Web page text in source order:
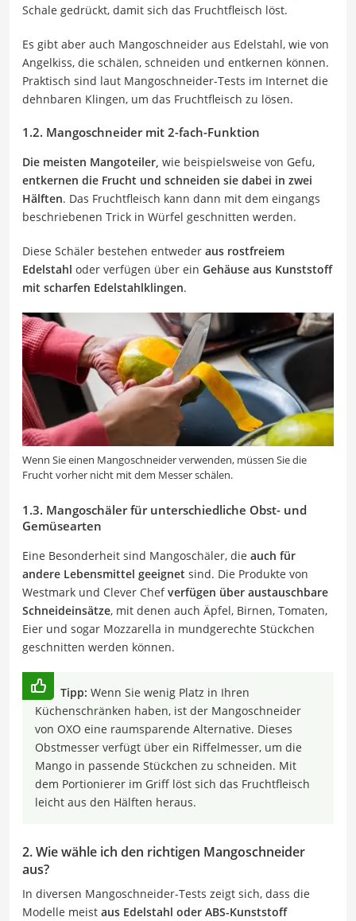
Schale gedrückt, damit sich das Fruchtfleisch löst.
Es gibt aber auch Mangoschneider aus Edelstahl, wie von
Angelkiss, die schälen, schneiden und entkernen können.
Praktisch sind laut Mangoschneider-Tests im Internet die
dehnbaren Klingen, um das Fruchtfleisch zu lösen.
1.2. Mangoschneider mit 2-fach-Funktion
Die meisten Mangoteiler, wie beispielsweise von Gefu,
entkernen die Frucht und schneiden sie dabei in zwei
Hälften. Das Fruchtfleisch kann dann mit dem eingangs
beschriebenen Trick in Würfel geschnitten werden.
Diese Schäler bestehen entweder aus rostfreiem
Edelstahl oder verfügen über ein Gehäuse aus Kunststoff
mit scharfen Edelstahlklingen.
Wenn Sie einen Mangoschneider verwenden, müssen Sie die
Frucht vorher nicht mit dem Messer schälen.
1.3. Mangoschäler für unterschiedliche Obst- und
Gemüsearten
Eine Besonderheit sind Mangoschäler, die auch für
andere Lebensmittel geeignet sind. Die Produkte von
Westmark und Clever Chefverfügen über austauschbare
Schneideinsätze, mit denen auch Äpfel, Birnen, Tomaten,
Eier und sogar Mozzarella in mundgerechte Stückchen
geschnitten werden können.
Tipp: Wenn Sie wenig Platz in Ihren
Küchenschränken haben, ist der Mangoschneider
von OXO eine raumsparende Alternative. Dieses
Obstmesser verfügt über ein Riffelmesser, um die
Mango in passende Stückchen zu schneiden. Mit
dem Portionierer im Griff löst sich das Fruchtfleisch
leicht aus den Hälften heraus.
2. Wie wähle ich den richtigen Mangoschneider
aus?
In diversen Mangoschneider-Tests zeigt sich, dass die
Modelle meist aus Edelstahl oder ABS-Kunststoff